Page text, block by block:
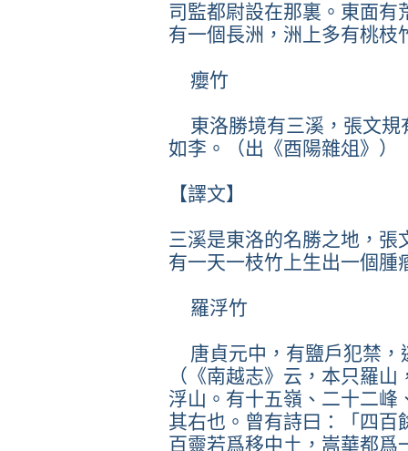
司監都尉設在那裏。東面有
有一個長洲，洲上多有桃枝
癭竹
東洛勝境有三溪，張文規
如李。（出《酉陽雜俎》）
【譯文】
三溪是東洛的名勝之地，張
有一天一枝竹上生出一個腫
羅浮竹
唐貞元中，有鹽戶犯禁，
（《南越志》云，本只羅
浮山。有十五嶺、二十二峰
其右也。曾有詩曰：「四百
百靈若爲移中土，嵩華都爲